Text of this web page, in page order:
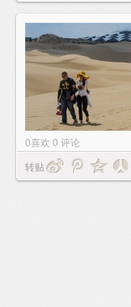
0喜欢 0 评论
转贴